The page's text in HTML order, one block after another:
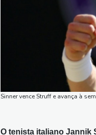
Sinner vence Struff e avança à
O tenista italiano Jannik